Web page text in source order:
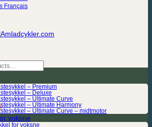
Français
– Premium
– Deluxe
– Ultimate Curve
– Ultimate Harmony
– Ultimate Curve – midtmotor
voksne
for voksne